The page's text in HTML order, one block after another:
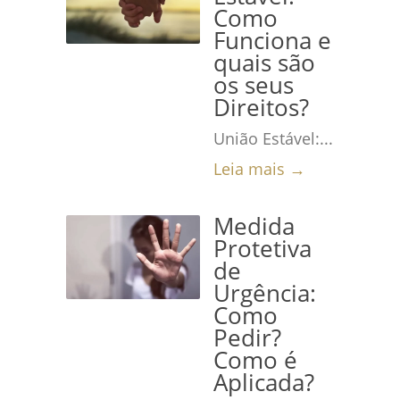
Como
Funciona e
quais são
os seus
Direitos?
União Estável:...
Leia mais →
Medida
Protetiva
de
Urgência:
Como
Pedir?
Como é
Aplicada?